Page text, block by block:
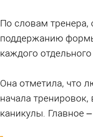
По словам тренера,
поддержанию
каждого
Она отметила, что
начала
каникулы. Главное